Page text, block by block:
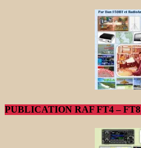
PUBLICATION RAF FT4 – FT8